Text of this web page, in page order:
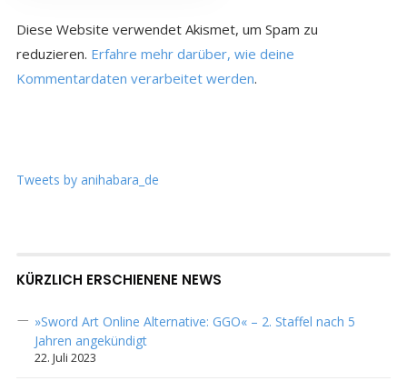
Diese Website verwendet Akismet, um Spam zu
reduzieren. Erfahre mehr darüber, wie deine
Kommentardaten verarbeitet werden.
Tweets by anihabara_de
KÜRZLICH ERSCHIENENE NEWS
»Sword Art Online Alternative: GGO« – 2. Staffel nach 5
Jahren angekündigt
22. Juli 2023